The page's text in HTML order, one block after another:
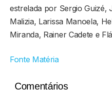
estrelada por Sergio Guizé,
Malizia, Larissa Manoela,
Miranda, Rainer Cadete e
Fonte Matéria
Comentários